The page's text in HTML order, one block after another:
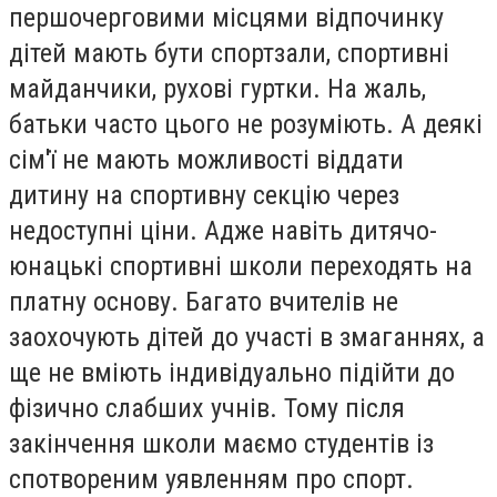
першочерговими місцями відпочинку
дітей мають бути спортзали, спортивні
майданчики, рухові гуртки. На жаль,
батьки часто цього не розуміють. А деякі
сім'ї не мають можливості віддати
дитину на спортивну секцію через
недоступні ціни. Адже навіть дитячо-
юнацькі спортивні школи переходять на
платну основу. Багато вчителів не
заохочують дітей до участі в змаганнях, а
ще не вміють індивідуально підійти до
фізично слабших учнів. Тому після
закінчення школи маємо студентів із
спотвореним уявленням про спорт.